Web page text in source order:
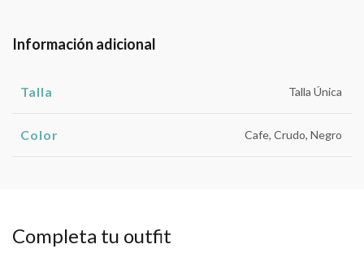
Información adicional
Talla Talla Única
Color Cafe, Crudo, Negro
Completa tu outfit